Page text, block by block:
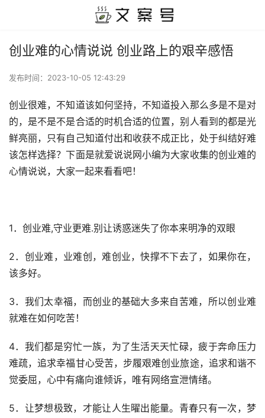
创业难的心情说说 创业路上的艰辛感悟
发布时间： 2023-10-05 12:43:29
创业很难，不知道该如何坚持，不知道投入那么多是不是对
的，是不是不是合适的时机合适的位置，别人看到的都是光
鲜亮丽，只有自己知道付出和收获不成正比，处于纠结好难
该怎样选择？下面是就爱说说网小编为大家收集的创业难的
心情说说，大家一起来看看吧！
1．创业难,守业更难.别让诱惑迷失了你本来明净的双眼
2．创业难，业难创，难创业，快撑不下去了，如果你在，
该多好。
3．我们太幸福，而创业的基础大多来自苦难，所以创业难
就难在如何吃苦！
4．我们都是穷忙一族，为了生活天天忙碌，疲于奔命压力
难疏，追求幸福甘心受苦，步履艰难创业旅途，追求和谐不
觉委屈，心中有痛向谁倾诉，唯有网络宣泄情绪。
5．让梦想极致，才能让人生曜出能量。青春只有一次，梦